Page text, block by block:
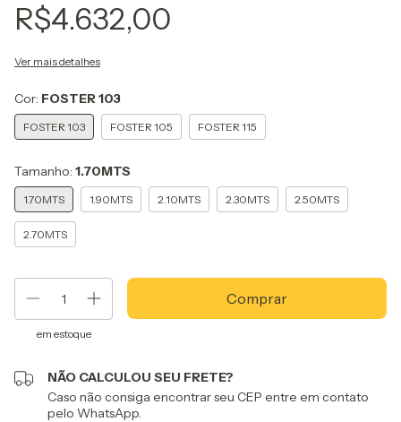
R$4.632,00
Ver mais detalhes
Cor: FOSTER 103
FOSTER 103 FOSTER 105 FOSTER 115
Tamanho: 1.70MTS
1.70MTS 1.90MTS 2.10MTS 2.30MTS 2.50MTS
2.70MTS
em estoque
NÃO CALCULOU SEU FRETE?
Caso não consiga encontrar seu CEP entre em contato
pelo WhatsApp.